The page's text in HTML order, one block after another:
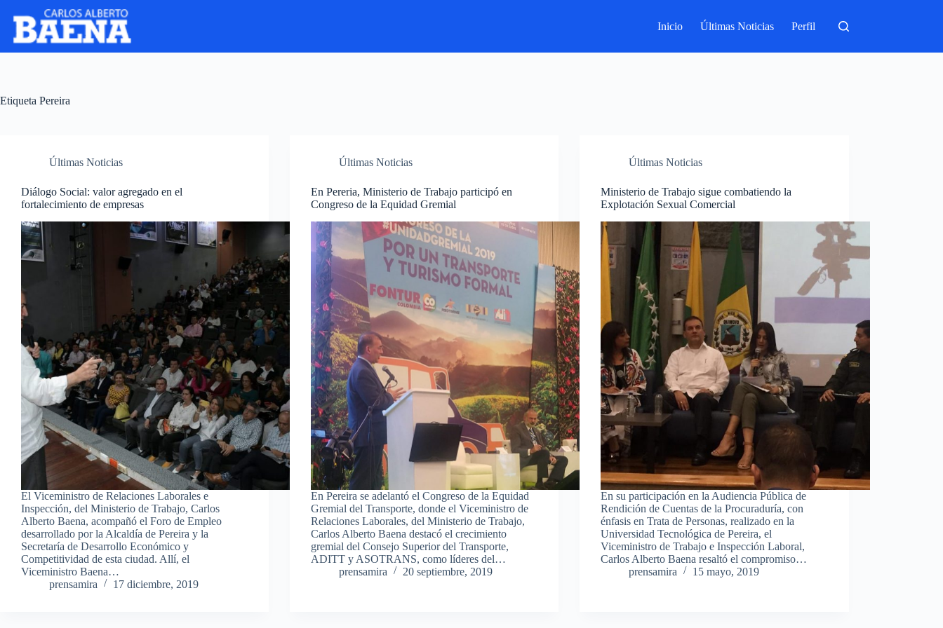
Inicio Últimas Noticias Perfil
Etiqueta Pereira
Últimas Noticias
Diálogo Social: valor agregado en el
fortalecimiento de empresas
El Viceministro de Relaciones Laborales e
Inspección, del Ministerio de Trabajo, Carlos
Alberto Baena, acompañó el Foro de Empleo
desarrollado por la Alcaldía de Pereira y la
Secretaría de Desarrollo Económico y
Competitividad de esta ciudad. Allí, el
Viceministro Baena…
prensamira
17 diciembre, 2019
Últimas Noticias
En Pereria, Ministerio de Trabajo participó en
Congreso de la Equidad Gremial
En Pereira se adelantó el Congreso de la Equidad
Gremial del Transporte, donde el Viceministro de
Relaciones Laborales, del Ministerio de Trabajo,
Carlos Alberto Baena destacó el crecimiento
gremial del Consejo Superior del Transporte,
ADITT y ASOTRANS, como líderes del…
prensamira
20 septiembre, 2019
Últimas Noticias
Ministerio de Trabajo sigue combatiendo la
Explotación Sexual Comercial
En su participación en la Audiencia Pública de
Rendición de Cuentas de la Procuraduría, con
énfasis en Trata de Personas, realizado en la
Universidad Tecnológica de Pereira, el
Viceministro de Trabajo e Inspección Laboral,
Carlos Alberto Baena resaltó el compromiso…
prensamira
15 mayo, 2019